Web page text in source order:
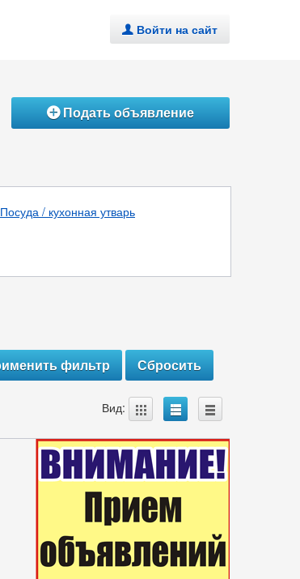
. Войти на сайт
ÁПодать объявление
Посуда / кухонная утварь
Вид: A B C